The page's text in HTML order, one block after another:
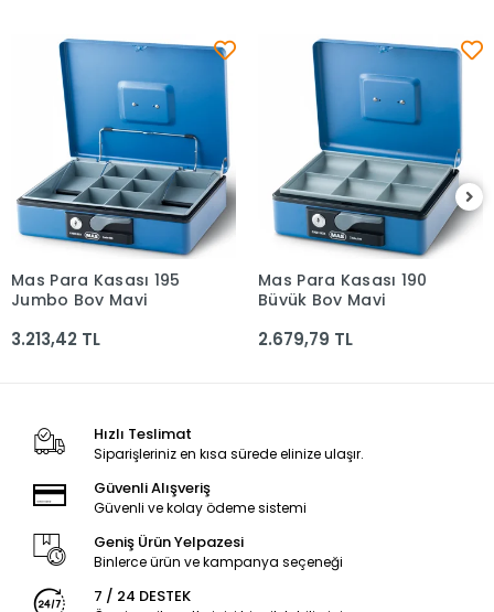
Sepete Ekle
Mas Para Kasası 195
Jumbo Boy Mavi
3.213,42 TL
Sepete Ekle
Mas Para Kasası 190
Büyük Boy Mavi
2.679,79 TL
Hızlı Teslimat
Siparişleriniz en kısa sürede elinize ulaşır.
Güvenli Alışveriş
Güvenli ve kolay ödeme sistemi
Geniş Ürün Yelpazesi
Binlerce ürün ve kampanya seçeneği
7 / 24 DESTEK